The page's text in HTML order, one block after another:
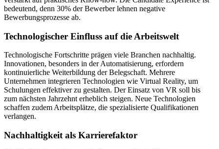
bedeutend, denn 30% der Bewerber lehnen negative
Bewerbungsprozesse ab.
Technologischer Einfluss auf die Arbeitswelt
Technologische Fortschritte prägen viele Branchen nachhaltig.
Innovationen, besonders in der Automatisierung, erfordern
kontinuierliche Weiterbildung der Belegschaft. Mehrere
Unternehmen integrieren Technologien wie Virtual Reality, um
Schulungen effektiver zu gestalten. Der Einsatz von VR soll bis
zum nächsten Jahrzehnt erheblich steigen. Neue Technologien
schaffen zudem Arbeitsplätze, die spezialisierte Qualifikationen
verlangen.
Nachhaltigkeit als Karrierefaktor